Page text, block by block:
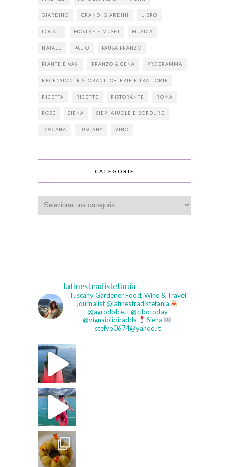
GIARDINO GRANDI GIARDINI LIBRO
LOCALI MOSTRE E MUSEI MUSICA
NATALE PALIO PAUSA PRANZO
PIANTE E VASI PRANZO & CENA PROGRAMMA
RECENSIONI RISTORANTI OSTERIE E TRATTORIE
RICETTA RICETTE RISTORANTE ROMA
ROSE SIENA SIEPI AIUOLE E BORDURE
TOSCANA TUSCANY VINO
CATEGORIE
lafinestradistefania
Tuscany GardenerFood, Wine & Travel
Journalist@lafinestradistefania
@agrodolce.it @cibotoday
@vignaiolidiradda
Siena
stefyp0674@yahoo.it